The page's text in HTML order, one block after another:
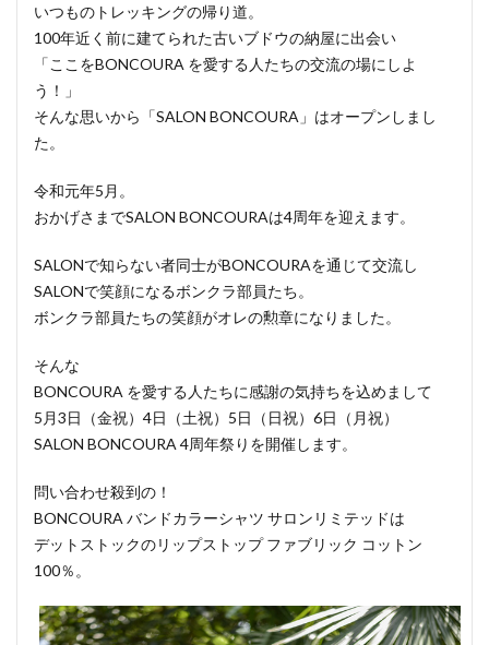
いつものトレッキングの帰り道。
100年近く前に建てられた古いブドウの納屋に出会い
「ここをBONCOURA を愛する人たちの交流の場にしよ
う！」
そんな思いから「SALON BONCOURA」はオープンしまし
た。
令和元年5月。
おかげさまでSALON BONCOURAは4周年を迎えます。
SALONで知らない者同士がBONCOURAを通じて交流し
SALONで笑顔になるボンクラ部員たち。
ボンクラ部員たちの笑顔がオレの勲章になりました。
そんな
BONCOURA を愛する人たちに感謝の気持ちを込めまして
5月3日（金祝）4日（土祝）5日（日祝）6日（月祝）
SALON BONCOURA 4周年祭りを開催します。
問い合わせ殺到の！
BONCOURA バンドカラーシャツ サロンリミテッドは
デットストックのリップストップ ファブリック コットン
100％。